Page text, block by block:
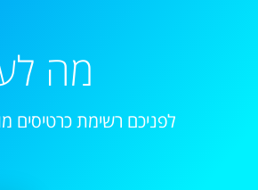
מה
לפניכם רשימת כרטיסים